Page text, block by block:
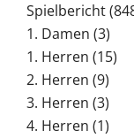
Spielbericht
1. Damen (3)
1. Herren (15)
2. Herren (9)
3. Herren (3)
4. Herren (1)